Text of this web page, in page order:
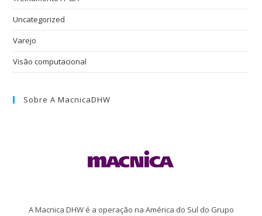
Uncategorized
Varejo
Visão computacional
Sobre A MacnicaDHW
A Macnica DHW é a operação na América do Sul do Grupo